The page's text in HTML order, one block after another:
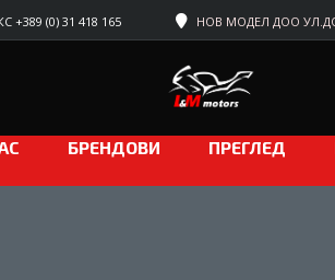
НОВ МОДЕЛ ДОО
+389 (0) 31 418 165
БРЕНДОВИ ПРЕГЛЕД